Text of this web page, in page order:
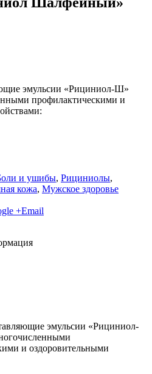
эмульсии «Рициниол-Ш»
профилактическими и
и ушибы, Рициниолы,
кожа, Мужское здоровье
+Email
эмульсии «Рициниол-
и оздоровительными